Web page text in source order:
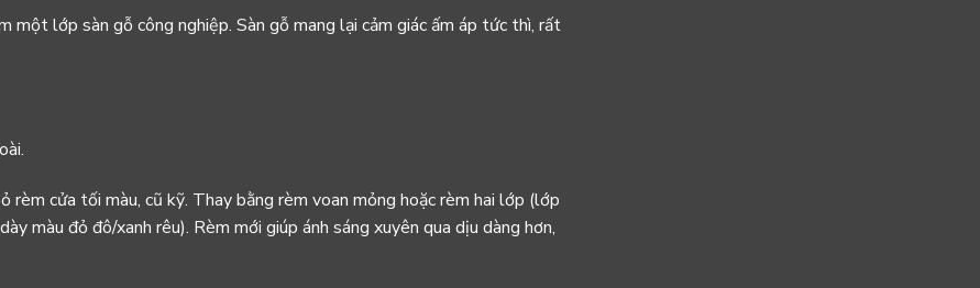
một lớp sàn gỗ công nghiệp. Sàn gỗ mang lại cảm giác ấm áp tức thì, rất
rèm cửa tối màu, cũ kỹ. Thay bằng rèm voan mỏng hoặc rèm hai lớp (lớp
màu đỏ đô/xanh rêu). Rèm mới giúp ánh sáng xuyên qua dịu dàng hơn,